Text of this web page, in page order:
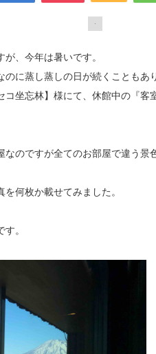
、今年は暑いです。
に蒸し蒸しの日が続くこともあ
コ坐忘林】様にて、休館中の『客
なのですが全てのお部屋で違う
何枚か載せてみました。
。